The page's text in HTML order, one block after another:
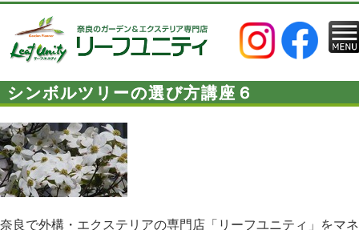
シンボルツリーの選び方講座６
奈良で外構・エクステリアの専門店「リーフユニティ」をマネ